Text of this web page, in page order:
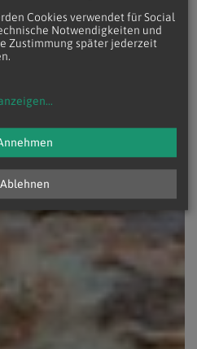
Cookies verwendet für Social
Notwendigkeiten und
Zustimmung später jederzeit
...
Ablehnen